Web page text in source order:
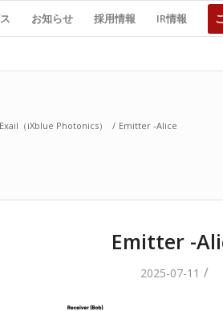
お知らせ 採用情報 IR情報
（iXblue Photonics） / Emitter -Alice
Emitter -
2025-07-11 /